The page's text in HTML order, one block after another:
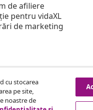
de afiliere
pentru vidaXL
de marketing
cu stocarea
pe site,
noastre de